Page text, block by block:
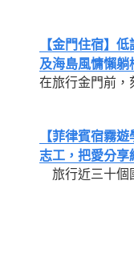
【金門住宿】
及海島風慵懶
在旅行金門前
【菲律賓宿霧
志工，把愛分享
旅行近三十